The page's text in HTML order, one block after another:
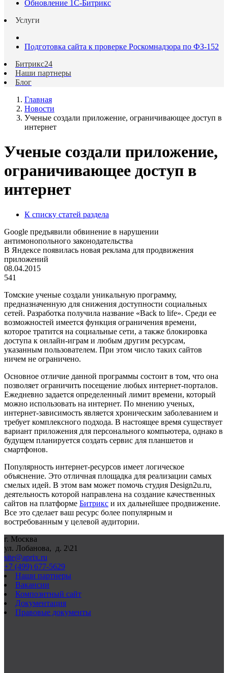
Обновление 1С-Битрикс
Услуги
Подготовка сайта к проверке Роскомнадзора по ФЗ-152
Битрикс24
Наши партнеры
Блог
Главная
Новости
Ученые создали приложение, ограничивающее доступ в
интернет
Ученые создали приложение,
ограничивающее доступ в
интернет
К списку статей раздела
Google предъявили обвинение в нарушении
антимонопольного законодательства
В Яндексе появилась новая реклама для продвижения
приложений
08.04.2015
541
Томские ученые создали уникальную программу,
предназначенную для снижения доступности социальных
сетей. Разработка получила название «Back to life». Среди ее
возможностей имеется функция ограничения времени,
которое тратится на социальные сети, а также блокировка
доступа к онлайн-играм и любым другим ресурсам,
указанным пользователем. При этом число таких сайтов
ничем не ограничено.
Основное отличие данной программы состоит в том, что она
позволяет ограничить посещение любых интернет-порталов.
Ежедневно задается определенный лимит времени, который
можно использовать на интернет. По мнению ученых,
интернет-зависимость является хроническим заболеванием и
требует комплексного подхода. В настоящее время существует
вариант приложения для персонального компьютера, однако в
будущем планируется создать сервис для планшетов и
смартфонов.
Популярность интернет-ресурсов имеет логическое
объяснение. Это отличная площадка для реализации самых
смелых идей. В этом вам может помочь студия Design2u.ru,
деятельность которой направлена на создание качественных
сайтов на платформе Битрикс и их дальнейшее продвижение.
Все это сделает ваш ресурс более популярным и
востребованным у целевой аудитории.
г. Москва
ул. Лобанова, д. 2\21
site@aprix.ru
+7 (499) 677-5629
Наши партнеры
Вакансии
Композитный сайт
Документация
Правовые документы